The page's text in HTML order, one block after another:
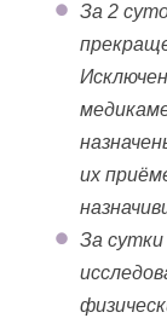
За 2
их
За сутки